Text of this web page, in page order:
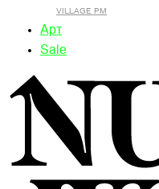
VILLAGE PM
Арт
Sale